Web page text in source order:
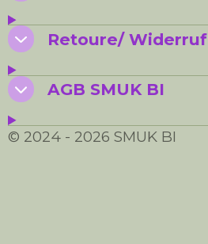
Retoure/ Widerruf
AGB SMUK BI
© 2024 - 2026 SMUK BI